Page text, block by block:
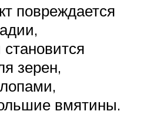
повреждается
зерен,
вмятины.